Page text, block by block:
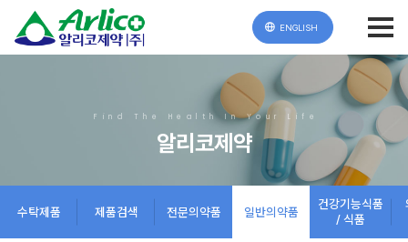
ENGLISH
Find The Health In Your Life
알리코제약
수탁제품 제품검색 전문의약품 일반의약품
건강기능식품
/ 식품